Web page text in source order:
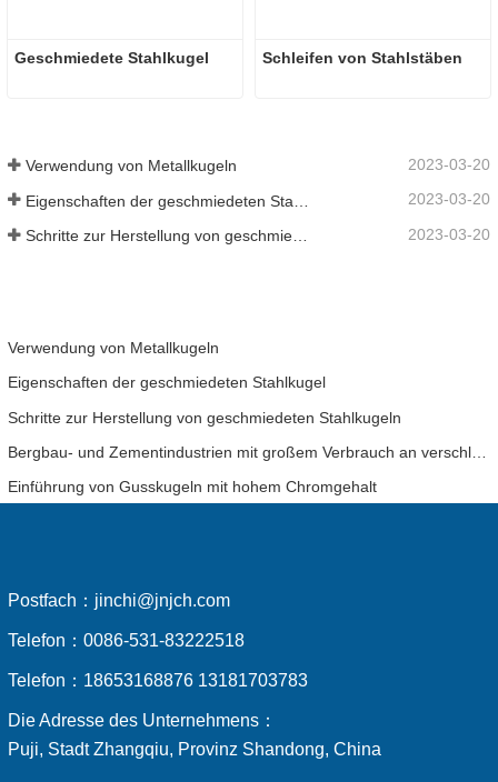
Geschmiedete Stahlkugel Schleifen von Stahlstäben
Verwendung von Metallkugeln 2023-03-20
2023-03-20
2023-03-20
Verwendung von Metallkugeln
Eigenschaften der geschmiedeten Stahlkugel
Schritte zur Herstellung von geschmiedeten Stahlkugeln
Einführung von Gusskugeln mit hohem Chromgehalt
Postfach： jinchi@jnjch.com
Telefon： 0086-531-83222518
Telefon： 18653168876 13181703783
Die Adresse des Unternehmens：
Puji, Stadt Zhangqiu, Provinz Shandong, China